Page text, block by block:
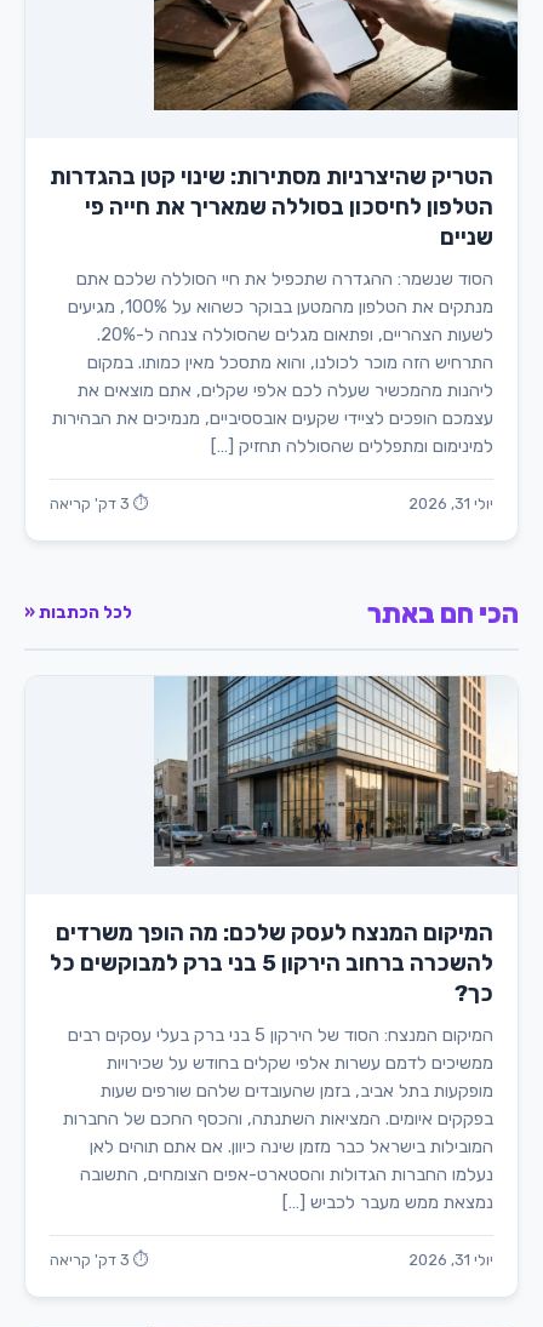
הטריק שהיצרניות מסתירות: שינוי קטן בהגדרות
הטלפון לחיסכון בסוללה שמאריך את חייה פי
שניים
הסוד שנשמר: ההגדרה שתכפיל את חיי הסוללה שלכם אתם
מנתקים את הטלפון מהמטען בבוקר כשהוא על 100%, מגיעים
לשעות הצהריים, ופתאום מגלים שהסוללה צנחה ל-20%.
התרחיש הזה מוכר לכולנו, והוא מתסכל מאין כמותו. במקום
ליהנות מהמכשיר שעלה לכם אלפי שקלים, אתם מוצאים את
עצמכם הופכים לציידי שקעים אובססיביים, מנמיכים את הבהירות
למינימום ומתפללים שהסוללה תחזיק […]
יולי 31, 2026 ⏱ 3 דק' קריאה
הכי חם באתר לכל הכתבות «
המיקום המנצח לעסק שלכם: מה הופך משרדים
להשכרה ברחוב הירקון 5 בני ברק למבוקשים כל
כך?
המיקום המנצח: הסוד של הירקון 5 בני ברק בעלי עסקים רבים
ממשיכים לדמם עשרות אלפי שקלים בחודש על שכירויות
מופקעות בתל אביב, בזמן שהעובדים שלהם שורפים שעות
בפקקים איומים. המציאות השתנתה, והכסף החכם של החברות
המובילות בישראל כבר מזמן שינה כיוון. אם אתם תוהים לאן
נעלמו החברות הגדולות והסטארט-אפים הצומחים, התשובה
נמצאת ממש מעבר לכביש […]
יולי 31, 2026 ⏱ 3 דק' קריאה